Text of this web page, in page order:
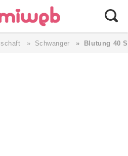
Familie ⎯
Schwanger Blutung 40